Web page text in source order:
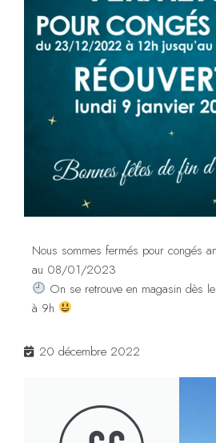
Nous sommes fermés pour congés
au 08/01/2023
On se retrouve en magasin dès
à 9h
20 décembre 2022